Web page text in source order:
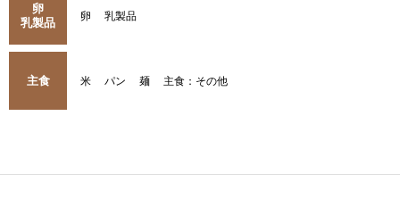
卵
乳製品
卵 乳製品
主食 米 パン 麺 主食：その他